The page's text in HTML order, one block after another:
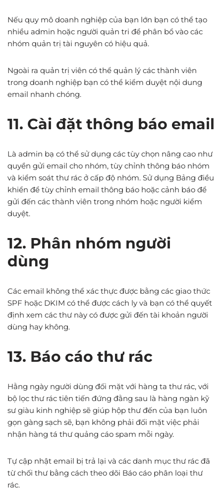
Nếu quy mô doanh nghiệp của bạn lớn bạn có thể tạo
nhiều admin hoặc người quản tri để phân bổ vào các
nhóm quản trị tài nguyên có hiệu quả.
Ngoài ra quản trị viên có thể quản lý các thành viên
trong doanh nghiệp bạn có thể kiểm duyệt nội dung
email nhanh chóng.
11. Cài đặt thông báo email
Là admin bạ có thể sử dụng các tùy chọn nâng cao như
quyền gửi email cho nhóm, tùy chỉnh thông báo nhóm
và kiểm soát thư rác ở cấp độ nhóm. Sử dụng Bảng điều
khiển để tùy chỉnh email thông báo hoặc cảnh báo để
gửi đến các thành viên trong nhóm hoặc người kiểm
duyệt.
12. Phân nhóm người
dùng
Các email không thể xác thực được bằng các giao thức
SPF hoặc DKIM có thể được cách ly và bạn có thể quyết
định xem các thư này có được gửi đến tài khoản người
dùng hay không.
13. Báo cáo thư rác
Hằng ngày người dùng đối mặt với hàng ta thư rác, với
bộ lọc thư rác tiên tiến đứng đằng sau là hàng ngàn kỹ
sư giàu kinh nghiệp sẽ giúp hộp thư đến của bạn luôn
gọn gàng sạch sẽ, bạn không phải đối mặt việc phải
nhận hàng tá thư quảng cáo spam mỗi ngày.
Tự cập nhật email bị trả lại và các danh mục thư rác đã
từ chối thư bằng cách theo dõi Báo cáo phân loại thư
rác.